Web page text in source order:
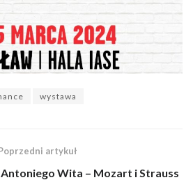
wystawa
artykuł
Wita – Mozart i Strauss